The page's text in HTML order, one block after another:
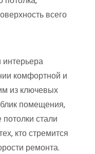
всего
комфортной и
из ключевых
помещения‚
стали
кто стремится
ремонта.